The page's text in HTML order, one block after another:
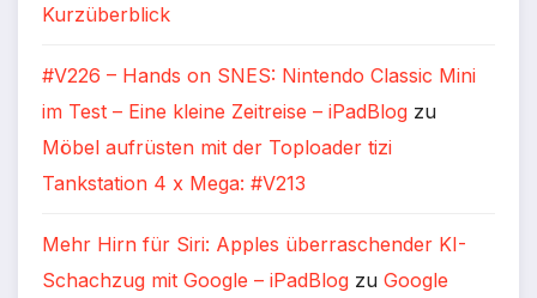
Kurzüberblick
#V226 – Hands on SNES: Nintendo Classic Mini
im Test – Eine kleine Zeitreise – iPadBlog zu
Möbel aufrüsten mit der Toploader tizi
Tankstation 4 x Mega: #V213
Mehr Hirn für Siri: Apples überraschender KI-
Schachzug mit Google – iPadBlog zu Google